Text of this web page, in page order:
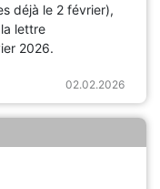
déjà le 2 février),
lettre
2026.
02.02.2026